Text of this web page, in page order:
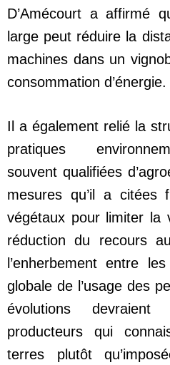
D’Amécourt a affirmé
large peut réduire la
machines dans un
consommation d’énergie.
Il a également relié la
pratiques
souvent qualifiées
mesures qu’il a citées
végétaux pour limiter la
réduction du recours
l’enherbement entre
globale de l’usage des
évolutions
producteurs qui
terres plutôt